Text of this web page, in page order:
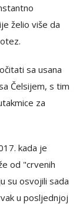
želio više da
sa usana
Čelsijem, s tim
za
kada je
od "crvenih
su osvojili sada
u posljednjoj